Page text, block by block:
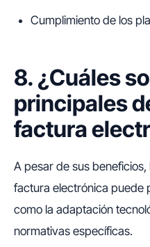
Cumplimiento de los
8. ¿Cuáles
principales
factura
A pesar de sus
factura electrónica puede
como la adaptación
normativas específicas.